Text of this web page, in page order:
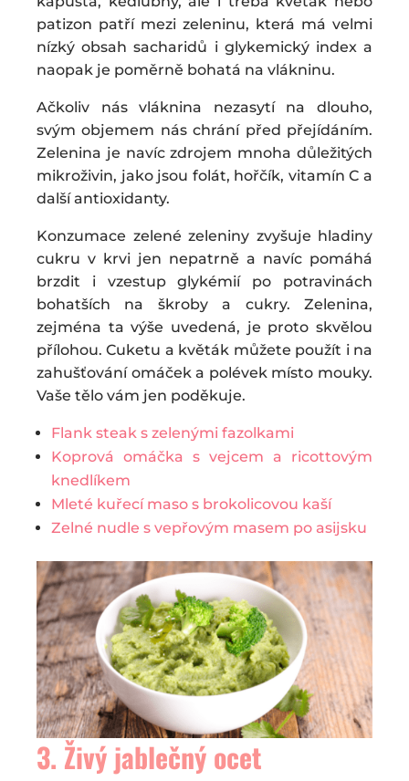
patizon patří mezi zeleninu, která má velmi
nízký obsah sacharidů i glykemický index a
naopak je poměrně bohatá na vlákninu.
Ačkoliv nás vláknina nezasytí na dlouho,
svým objemem nás chrání před přejídáním.
Zelenina je navíc zdrojem mnoha důležitých
mikroživin, jako jsou folát, hořčík, vitamín C a
další antioxidanty.
Konzumace zelené zeleniny zvyšuje hladiny
cukru v krvi jen nepatrně a navíc pomáhá
brzdit i vzestup glykémií po potravinách
bohatších na škroby a cukry. Zelenina,
zejména ta výše uvedená, je proto skvělou
přílohou. Cuketu a květák můžete použít i na
zahušťování omáček a polévek místo mouky.
Vaše tělo vám jen poděkuje.
Flank steak s zelenými fazolkami
Koprová omáčka s vejcem a ricottovým
knedlíkem
Mleté kuřecí maso s brokolicovou kaší
Zelné nudle s vepřovým masem po asijsku
3. Živý jablečný ocet